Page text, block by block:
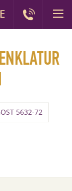
5632-72